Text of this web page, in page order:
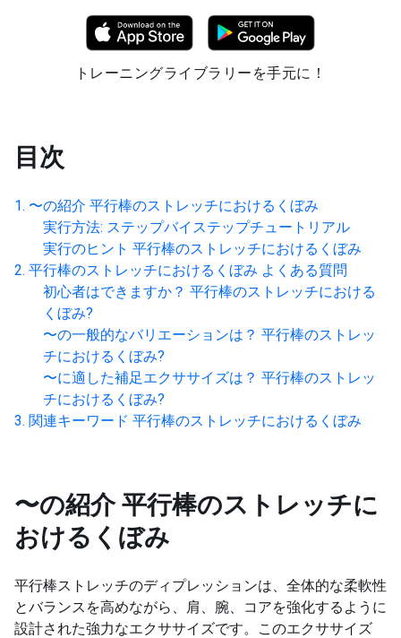
トレーニングライブラリーを手元に！
目次
〜の紹介 平行棒のストレッチにおけるくぼみ
実行方法: ステップバイステップチュートリアル
実行のヒント 平行棒のストレッチにおけるくぼみ
平行棒のストレッチにおけるくぼみ よくある質問
初心者はできますか？ 平行棒のストレッチにおける
くぼみ?
〜の一般的なバリエーションは？ 平行棒のストレッ
チにおけるくぼみ?
〜に適した補足エクササイズは？ 平行棒のストレッ
チにおけるくぼみ?
関連キーワード 平行棒のストレッチにおけるくぼみ
〜の紹介 平行棒のストレッチに
おけるくぼみ
平行棒ストレッチのディプレッションは、全体的な柔軟性
とバランスを高めながら、肩、腕、コアを強化するように
設計された強力なエクササイズです。このエクササイズ